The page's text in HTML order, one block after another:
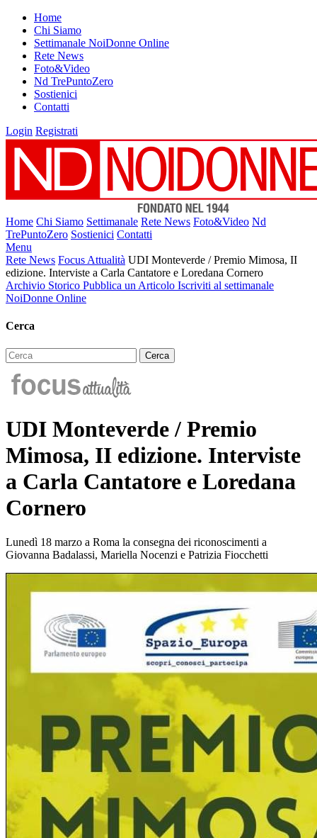
Home
Chi Siamo
Settimanale NoiDonne Online
Rete News
Foto&Video
Nd TrePuntoZero
Sostienici
Contatti
Login Registrati
Home Chi Siamo Settimanale Rete News Foto&Video Nd
TrePuntoZero Sostienici Contatti
Menu
Rete News Focus Attualità UDI Monteverde / Premio Mimosa, II
edizione. Interviste a Carla Cantatore e Loredana Cornero
Archivio Storico Pubblica un Articolo Iscriviti al settimanale
NoiDonne Online
Cerca
UDI Monteverde / Premio
Mimosa, II edizione. Interviste
a Carla Cantatore e Loredana
Cornero
Lunedì 18 marzo a Roma la consegna dei riconoscimenti a
Giovanna Badalassi, Mariella Nocenzi e Patrizia Fiocchetti